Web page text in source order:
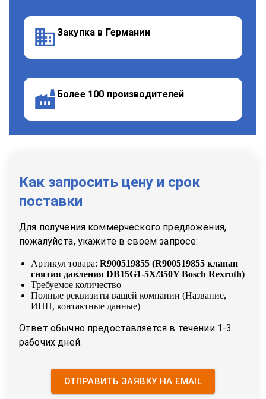
Закупка в Германии
Более 100 производителей
Как запросить цену и срок
поставки
Для получения коммерческого предложения,
пожалуйста, укажите в своем запросе:
Артикул товара: R900519855 (R900519855 клапан
снятия давления DB15G1-5X/350Y Bosch Rexroth)
Требуемое количество
Полные реквизиты вашей компании (Название,
ИНН, контактные данные)
Ответ обычно предоставляется в течении 1-3
рабочих дней.
ОТПРАВИТЬ ЗАЯВКУ НА EMAIL